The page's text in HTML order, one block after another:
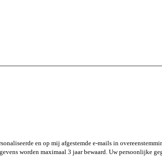
en op mij afgestemde e-mails in
worden maximaal 3 jaar bewaard. Uw persoonlijke